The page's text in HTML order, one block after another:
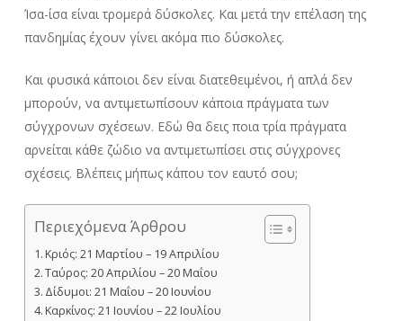
Ίσα-ίσα είναι τρομερά δύσκολες. Και μετά την επέλαση της
πανδημίας έχουν γίνει ακόμα πιο δύσκολες.
Και φυσικά κάποιοι δεν είναι διατεθειμένοι, ή απλά δεν
μπορούν, να αντιμετωπίσουν κάποια πράγματα των
σύγχρονων σχέσεων. Εδώ θα δεις ποια τρία πράγματα
αρνείται κάθε ζώδιο να αντιμετωπίσει στις σύγχρονες
σχέσεις. Βλέπεις μήπως κάπου τον εαυτό σου;
Περιεχόμενα Άρθρου
Κριός: 21 Μαρτίου – 19 Απριλίου
Ταύρος: 20 Απριλίου – 20 Μαΐου
Δίδυμοι: 21 Μαΐου – 20 Ιουνίου
Καρκίνος: 21 Ιουνίου – 22 Ιουλίου